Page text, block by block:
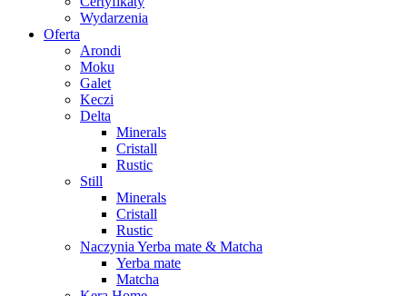
Wydarzenia
Oferta
Arondi
Moku
Galet
Keczi
Delta
Minerals
Cristall
Rustic
Still
Minerals
Cristall
Rustic
Naczynia Yerba mate & Matcha
Yerba mate
Matcha